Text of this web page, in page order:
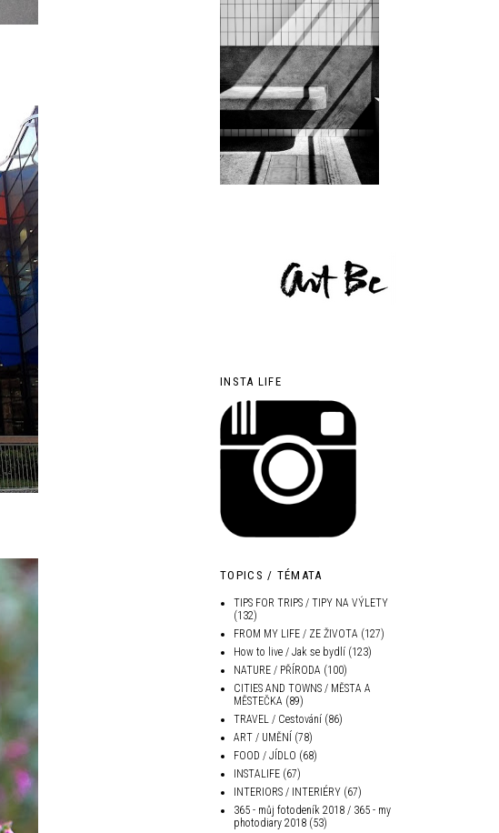
INSTA LIFE
TOPICS / TÉMATA
TIPS FOR TRIPS / TIPY NA VÝLETY
(132)
FROM MY LIFE / ZE ŽIVOTA (127)
How to live / Jak se bydlí (123)
NATURE / PŘÍRODA (100)
CITIES AND TOWNS / MĚSTA A
MĚSTEČKA (89)
TRAVEL / Cestování (86)
ART / UMĚNÍ (78)
FOOD / JÍDLO (68)
INSTALIFE (67)
INTERIORS / INTERIÉRY (67)
365 - můj fotodeník 2018 / 365 - my
photodiary 2018 (53)